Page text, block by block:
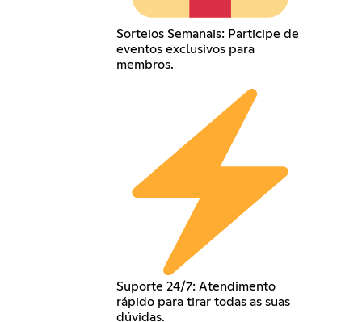
Sorteios Semanais: Participe de
eventos exclusivos para
membros.
Suporte 24/7: Atendimento
rápido para tirar todas as suas
dúvidas.